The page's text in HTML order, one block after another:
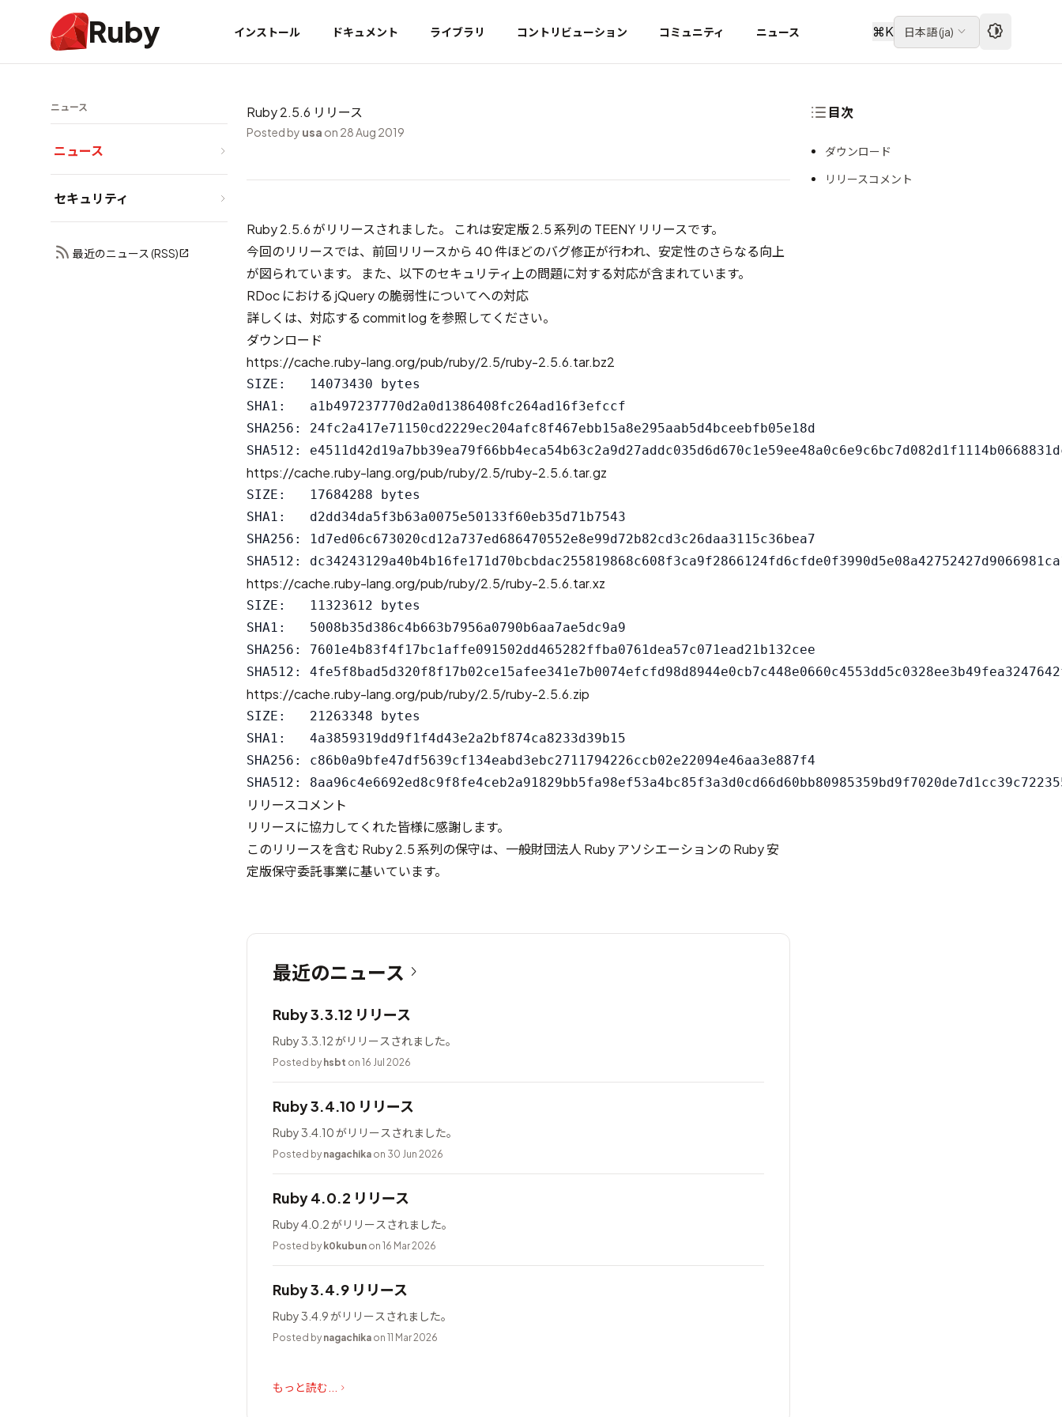
Ruby インストール ドキュメント ライブラリ コントリビューション コミュニティ ニュース ⌘K 日本語(ja)
ニュース
ニュース
セキュリティ
最近のニュース (RSS)
Ruby 2.5.6 リリース
Posted by usa on 28 Aug 2019
Ruby 2.5.6 がリリースされました。 これは安定版 2.5 系列の TEENY リリースです。
今回のリリースでは、前回リリースから 40 件ほどのバグ修正が行われ、安定性のさらなる向上
が図られています。 また、以下のセキュリティ上の問題に対する対応が含まれています。
RDoc における jQuery の脆弱性についてへの対応
詳しくは、対応する commit log を参照してください。
ダウンロード
https://cache.ruby-lang.org/pub/ruby/2.5/ruby-2.5.6.tar.bz2
SIZE:   14073430 bytes
SHA1:   a1b497237770d2a0d1386408fc264ad16f3efccf
SHA256: 24fc2a417e71150cd2229ec204afc8f467ebb15a8e295aab5d4bceebfb05e18d
https://cache.ruby-lang.org/pub/ruby/2.5/ruby-2.5.6.tar.gz
SIZE:   17684288 bytes
SHA1:   d2dd34da5f3b63a0075e50133f60eb35d71b7543
SHA256: 1d7ed06c673020cd12a737ed686470552e8e99d72b82cd3c26daa3115c36bea7
https://cache.ruby-lang.org/pub/ruby/2.5/ruby-2.5.6.tar.xz
SIZE:   11323612 bytes
SHA1:   5008b35d386c4b663b7956a0790b6aa7ae5dc9a9
SHA256: 7601e4b83f4f17bc1affe091502dd465282ffba0761dea57c071ead21b132cee
https://cache.ruby-lang.org/pub/ruby/2.5/ruby-2.5.6.zip
SIZE:   21263348 bytes
SHA1:   4a3859319dd9f1f4d43e2a2bf874ca8233d39b15
SHA256: c86b0a9bfe47df5639cf134eabd3ebc2711794226ccb02e22094e46aa3e887f4
リリースコメント
リリースに協力してくれた皆様に感謝します。
このリリースを含む Ruby 2.5 系列の保守は、 一般財団法人 Ruby アソシエーションの Ruby 安
定版保守委託事業に基いています。
最近のニュース
Ruby 3.3.12 リリース
Ruby 3.3.12 がリリースされました。
Posted by hsbt on 16 Jul 2026
Ruby 3.4.10 リリース
Ruby 3.4.10 がリリースされました。
Posted by nagachika on 30 Jun 2026
Ruby 4.0.2 リリース
Ruby 4.0.2 がリリースされました。
Posted by k0kubun on 16 Mar 2026
Ruby 3.4.9 リリース
Ruby 3.4.9 がリリースされました。
Posted by nagachika on 11 Mar 2026
もっと読む...
目次
ダウンロード
リリースコメント